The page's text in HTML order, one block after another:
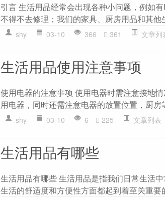
引言 生活用品经常会出现各种小问题，例如
不得不去修理；我们的家具、厨房用品和其他
shy 03-10 366 361 文章列
生活用品使用注意事项
使用电器的注意事项 使用电器时需注意接地
用电器，同时还需注意电器的放置位置，厨房
shy 03-10 6 225 文章列表
生活用品有哪些
生活用品有哪些 生活用品是指我们日常生活
生活的舒适度和方便性方面都起到着至关重要